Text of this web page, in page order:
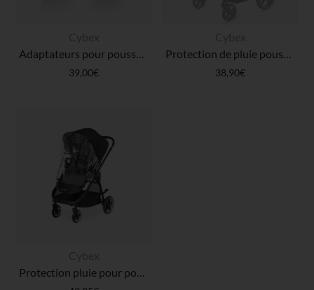
39,00€ 38,90€
Protection pluie pour poussette Balios S